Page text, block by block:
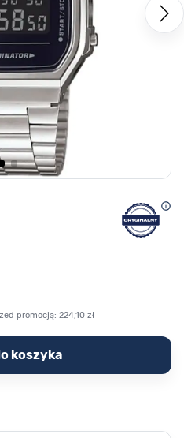
promocją: 224,10 zł
koszyka